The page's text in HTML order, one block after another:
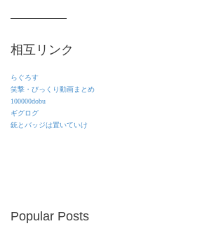
相互リンク
らぐろす
笑撃・びっくり動画まとめ
100000dobu
ギグログ
銃とバッジは置いていけ
Popular Posts